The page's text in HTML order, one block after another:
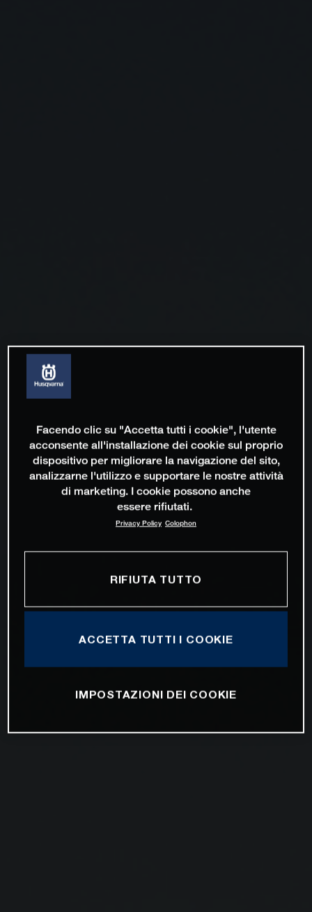
Facendo clic su "Accetta tutti i cookie", l'utente
acconsente all'installazione dei cookie sul proprio
dispositivo per migliorare la navigazione del sito,
analizzarne l'utilizzo e supportare le nostre attività
di marketing. I cookie possono anche
essere rifiutati.
Privacy Policy Colophon
RIFIUTA TUTTO
ACCETTA TUTTI I COOKIE
IMPOSTAZIONI DEI COOKIE